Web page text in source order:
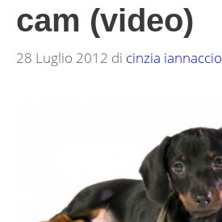
cam (video)
28 Luglio 2012 di cinzia iannaccio